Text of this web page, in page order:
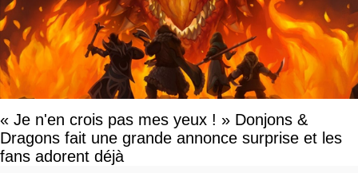
« Je n'en crois pas mes yeux ! » Donjons &
Dragons fait une grande annonce surprise et les
fans adorent déjà